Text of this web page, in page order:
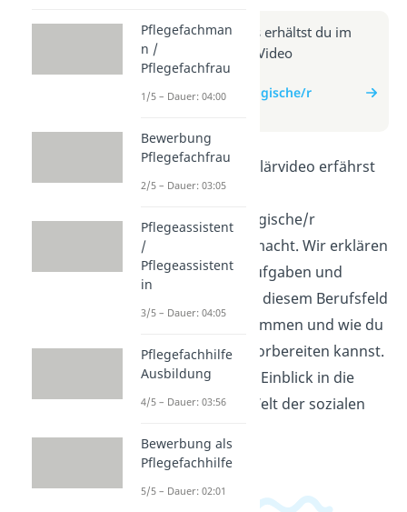
Weitere Infos erhältst du im
Beitrag zum Video
zum Beitrag:
Sozialpädagogische/r
In diesem Erklärvideo erfährst
du, was eine
sozialpädagogische/r
Assistent/in macht. Wir erklären
dir, welche Aufgaben und
Tätigkeiten in diesem Berufsfeld
auf dich zukommen und wie du
dich darauf vorbereiten kannst.
Erhalte einen Einblick in die
spannende Welt der sozialen
Pflegefachman
n /
Pflegefachfrau
1/5 – Dauer: 04:00
Bewerbung
Pflegefachfrau
2/5 – Dauer: 03:05
Pflegeassistent
/
Pflegeassistent
in
3/5 – Dauer: 04:05
Pflegefachhilfe
Ausbildung
4/5 – Dauer: 03:56
Bewerbung als
Pflegefachhilfe
5/5 – Dauer: 02:01